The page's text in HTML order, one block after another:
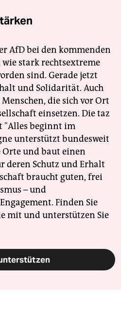
AfD bei den kommenden
stark rechtsextreme
sind. Gerade jetzt
und Solidarität. Auch
die sich vor Ort
einsetzen. Die taz
"Alles beginnt im
unterstützt bundesweit
und baut einen
deren Schutz und Erhalt
braucht guten, frei
– und
Finden Sie
mit und unterstützen Sie